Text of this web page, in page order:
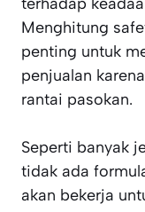
terhadap
Menghitung
penting untuk
penjualan
rantai pasokan.
Seperti banyak
tidak ada
akan bekerja